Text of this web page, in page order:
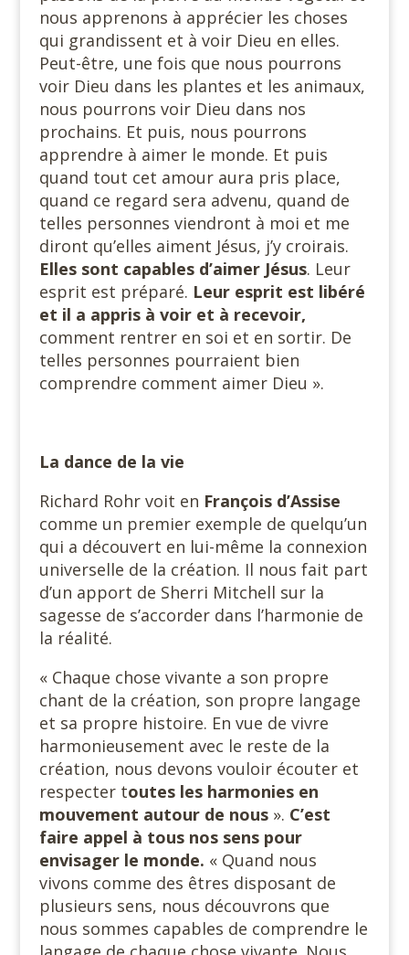
nous apprenons à apprécier les choses
qui grandissent et à voir Dieu en elles.
Peut-être, une fois que nous pourrons
voir Dieu dans les plantes et les animaux,
nous pourrons voir Dieu dans nos
prochains. Et puis, nous pourrons
apprendre à aimer le monde. Et puis
quand tout cet amour aura pris place,
quand ce regard sera advenu, quand de
telles personnes viendront à moi et me
diront qu’elles aiment Jésus, j’y croirais.
Elles sont capables d’aimer Jésus. Leur
esprit est préparé. Leur esprit est libéré
et il a appris à voir et à recevoir,
comment rentrer en soi et en sortir. De
telles personnes pourraient bien
comprendre comment aimer Dieu ».
La dance de la vie
Richard Rohr voit en François d’Assise
comme un premier exemple de quelqu’un
qui a découvert en lui-même la connexion
universelle de la création. Il nous fait part
d’un apport de Sherri Mitchell sur la
sagesse de s’accorder dans l’harmonie de
la réalité.
« Chaque chose vivante a son propre
chant de la création, son propre langage
et sa propre histoire. En vue de vivre
harmonieusement avec le reste de la
création, nous devons vouloir écouter et
respecter toutes les harmonies en
mouvement autour de nous ». C’est
faire appel à tous nos sens pour
envisager le monde. « Quand nous
vivons comme des êtres disposant de
plusieurs sens, nous découvrons que
nous sommes capables de comprendre le